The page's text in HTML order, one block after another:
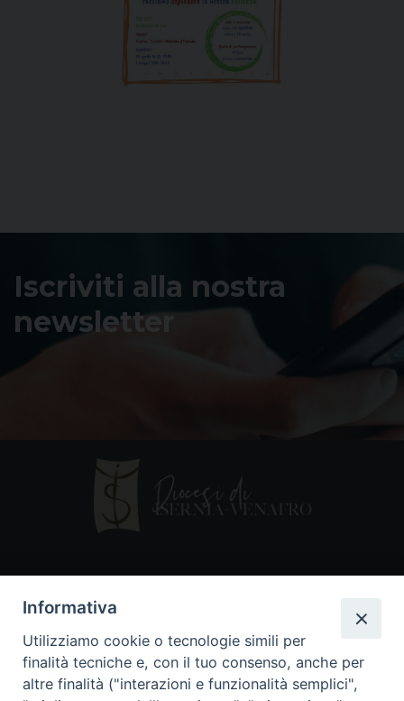
Iscriviti alla nostra
newsletter
86170 Isernia
086550849
segreteria@diocesiiserniavenafro.it
Informativa
Utilizziamo cookie o tecnologie simili per
finalità tecniche e, con il tuo consenso, anche per
altre finalità ("interazioni e funzionalità semplici",